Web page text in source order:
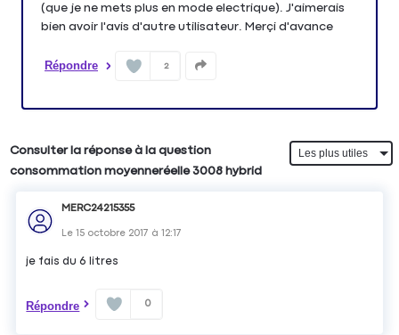
(que je ne mets plus en mode electrique). J'aimerais
bien avoir l'avis d'autre utilisateur. Merçi d'avance
Répondre 2
Consulter la réponse à la question
consommation moyenneréelle 3008 hybrid
MERC24215355
Le15 octobre 2017 à12:17
je fais du 6 litres
Répondre 0